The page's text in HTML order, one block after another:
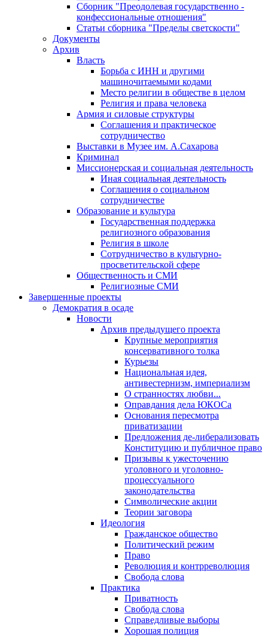
Сборник "Преодолевая государственно -
конфессиональные отношения"
Статьи сборника "Пределы светскости"
Документы
Архив
Власть
Борьба с ИНН и другими
машиночитаемыми кодами
Место религии в обществе в целом
Религия и права человека
Армия и силовые структуры
Соглашения и практическое
сотрудничество
Выставки в Музее им. А.Сахарова
Криминал
Миссионерская и социальная деятельность
Иная социальная деятельность
Соглашения о социальном
сотрудничестве
Образование и культура
Государственная поддержка
религиозного образования
Религия в школе
Сотрудничество в культурно-
просветительской сфере
Общественность и СМИ
Религиозные СМИ
Завершенные проекты
Демократия в осаде
Новости
Архив предыдущего проекта
Крупные мероприятия
консервативного толка
Курьезы
Национальная идея,
антивестернизм, империализм
О странностях любви...
Оправдания дела ЮКОСа
Основания пересмотра
приватизации
Предложения де-либерализовать
Конституцию и публичное право
Призывы к ужесточению
уголовного и уголовно-
процессуального
законодательства
Символические акции
Теории заговора
Идеология
Гражданское общество
Политический режим
Право
Революция и контрреволюция
Свобода слова
Практика
Приватность
Свобода слова
Справедливые выборы
Хорошая полиция